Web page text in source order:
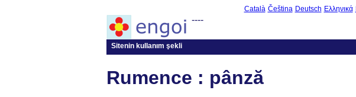
Català Čeština Deutsch Ελληνικά
----
Sitenin kullanım şekli
Rumence : pânză